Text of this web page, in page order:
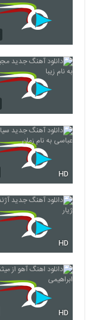
252
254
256
257
HD
HD
HD